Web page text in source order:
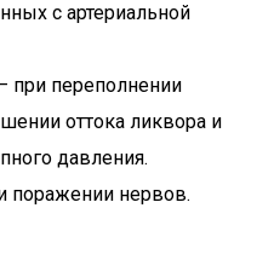
с артериальной
переполнении
оттока ликвора и
давления.
поражении нервов.